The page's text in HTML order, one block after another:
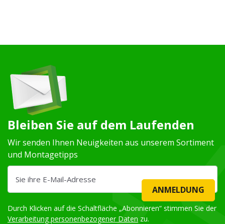
Bleiben Sie auf dem Laufenden
Wir senden Ihnen Neuigkeiten aus unserem Sortiment
und Montagetipps
ANMELDUNG
Durch Klicken auf die Schaltfläche „Abonnieren“ stimmen Sie der
Verarbeitung personenbezogener Daten zu.